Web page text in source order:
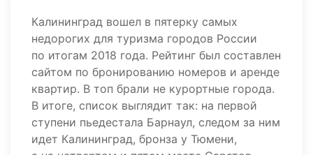
Калининград вошел в пятерку самых
недорогих для туризма городов России
по итогам 2018 года. Рейтинг был составлен
сайтом по бронированию номеров и аренде
квартир. В топ брали не курортные города.
В итоге, список выглядит так: на первой
ступени пьедестала Барнаул, следом за ним
идет Калининград, бронза у Тюмени,